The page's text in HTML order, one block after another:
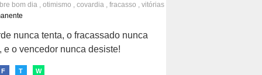
bom dia, otimismo , covardia, fracasso , vitórias
persistência
nunca tenta, o fracassado nunca
e o vencedor nunca desiste!
F T W